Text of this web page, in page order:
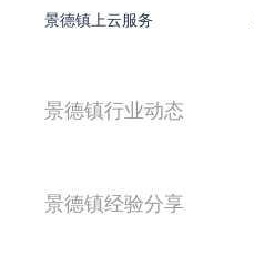
景德镇上云服务
景德镇行业动态
景德镇经验分享